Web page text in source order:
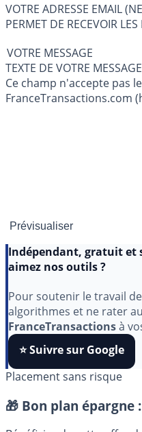
VOTRE ADRESSE EMAIL
PERMET DE RECEVOIR LES
VOTRE MESSAGE
Ce champ n'accepte pas
FranceTransactions.com
aimez nos outils ?
Pour soutenir le travail
algorithmes et ne rater
FranceTransactionsà
⭐️ Suivre sur Google
Placement sans risque